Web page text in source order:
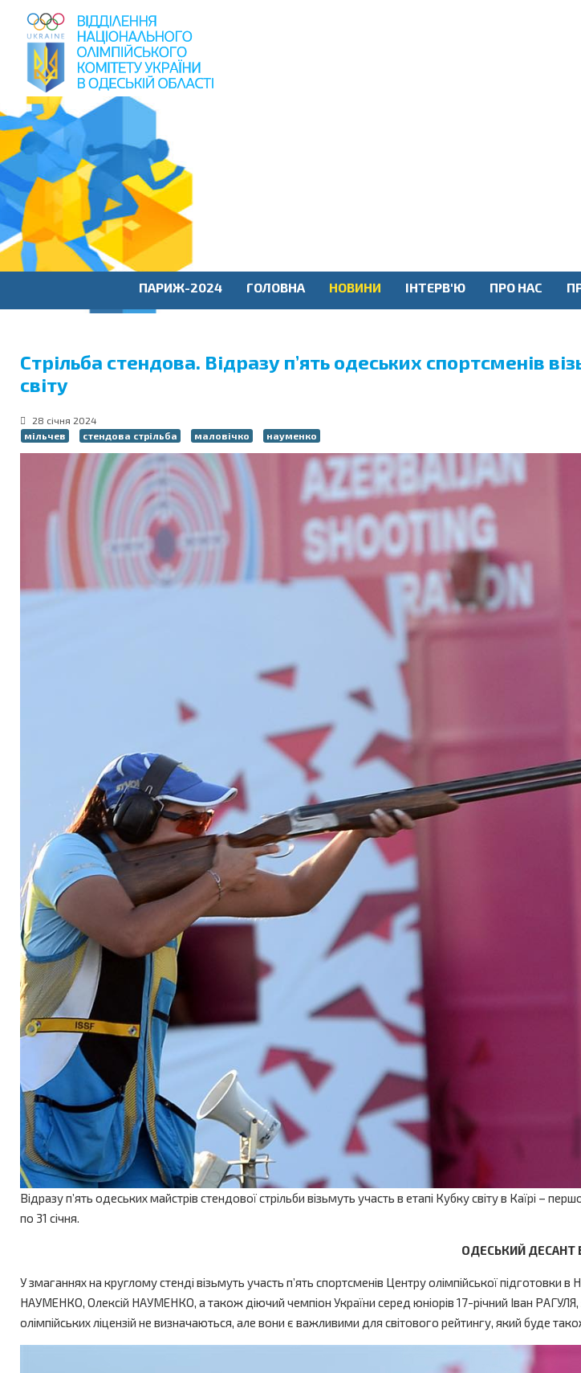
пошук
по
сайту
ПАРИЖ-2024 ГОЛОВНА НОВИНИ ІНТЕРВ'Ю ПРО НАС
Стрільба cтендова. Відразу п’ять одеських спортсменів
світу
28 січня 2024
мільчев
стендова стрільба маловічко науменко
Відразу п’ять одеських майстрів стендової стрільби візьмуть участь в етапі Кубку світу в Каїрі –
по 31 січня.
ОДЕСЬКИЙ ДЕСАНТ В
У змаганнях на круглому стенді візьмуть участь п’ять спортсменів Центру олімпійської
НАУМЕНКО, Олексій НАУМЕНКО, а також діючий чемпіон України серед юніорів 17-річний Іван
олімпійських ліцензій не визначаються, але вони є важливими для світового рейтингу, який буде